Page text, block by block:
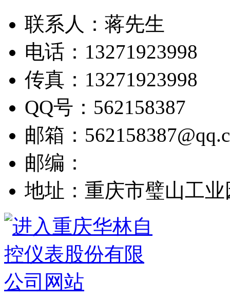
联系人：蒋先生
电话：13271923998
传真：13271923998
QQ号：562158387
邮箱：
邮编：
地址：重庆市璧山工